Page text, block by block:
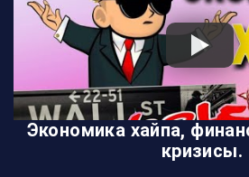
Экономика хайпа,
кризисы.